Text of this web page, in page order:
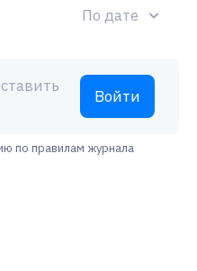
По дате
Войти
по правилам журнала